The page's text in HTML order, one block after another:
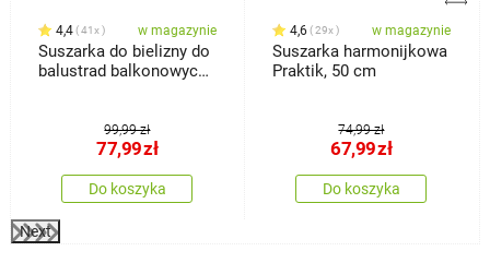
4,4 41x w magazynie
Suszarka do bielizny do
balustrad balkonowych
99,99 zł
77,99zł
Do koszyka
4,6 29x w magazynie
Suszarka harmonijkowa
Praktik, 50 cm
74,99 zł
67,99zł
Do koszyka
Next